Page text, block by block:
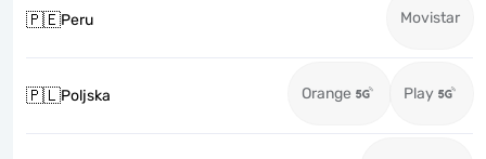
🇵🇪Peru Movistar
🇵🇱Poljska Orange Play